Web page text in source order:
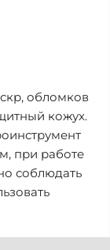
обломков
кожух.
при работе
соблюдать